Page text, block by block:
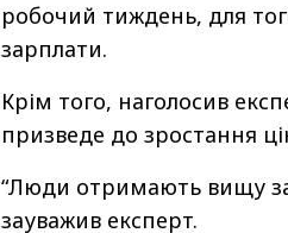
робочий тиждень, для
зарплати.
Крім того, наголосив
призведе до зростання
“Люди отримають вищу
зауважив експерт.